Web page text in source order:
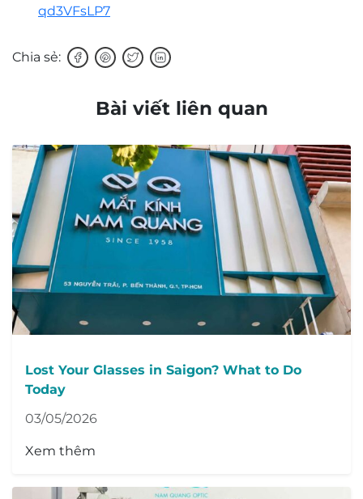
qd3VFsLP7
Chia sẻ:
Bài viết liên quan
Lost Your Glasses in Saigon? What to Do
Today
03/05/2026
Xem thêm